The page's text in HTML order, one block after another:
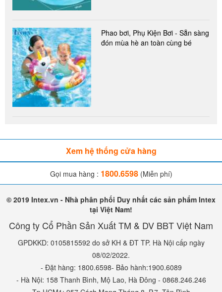
Phao bơi, Phụ Kiện Bơi - Sẵn sàng
đón mùa hè an toàn cùng bé
Xem hệ thống cửa hàng
Gọi mua hàng : 1800.6598(Miễn phí)
© 2019 Intex.vn - Nhà phân phối Duy nhất các sản phẩm Intex
tại Việt Nam!
Công ty Cổ Phần Sản Xuất TM & DV BBT Việt Nam
GPDKKD: 0105815592 do sở KH & ĐT TP. Hà Nội cấp ngày
08/02/2022.
- Đặt hàng: 1800.6598- Bảo hành:1900.6089
- Hà Nội: 158 Thanh Bình, Mộ Lao, Hà Đông - 0868.246.246